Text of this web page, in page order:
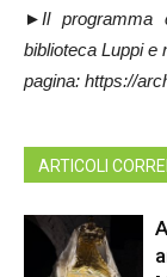
►Il programma
biblioteca Luppi e
pagina: https://
ARTICOLI